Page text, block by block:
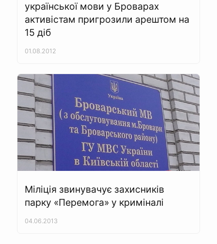
української мови у Броварах
активістам пригрозили арештом на
15 діб
01.08.2012
Міліція звинувачує захисників
парку «Перемога» у криміналі
04.06.2013